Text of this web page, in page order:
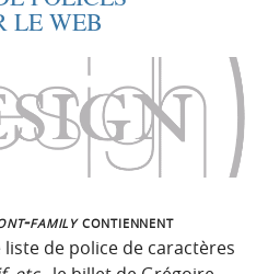
LE WEB
familycontiennent
de police de caractères